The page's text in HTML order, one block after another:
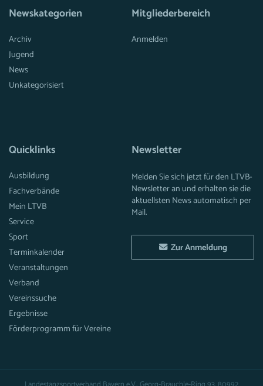
Newskategorien
Archiv
Jugend
News
Unkategorisiert
Mitgliederbereich
Anmelden
Quicklinks
Ausbildung
Fachverbände
Mein LTVB
Service
Sport
Terminkalender
Veranstaltungen
Verband
Vereinssuche
Ergebnisse
Förderprogramm für Vereine
Newsletter
Melden Sie sich jetzt für den LTVB-
Newsletter an und erhalten sie die
aktuellsten News automatisch per
Mail.
Zur Anmeldung